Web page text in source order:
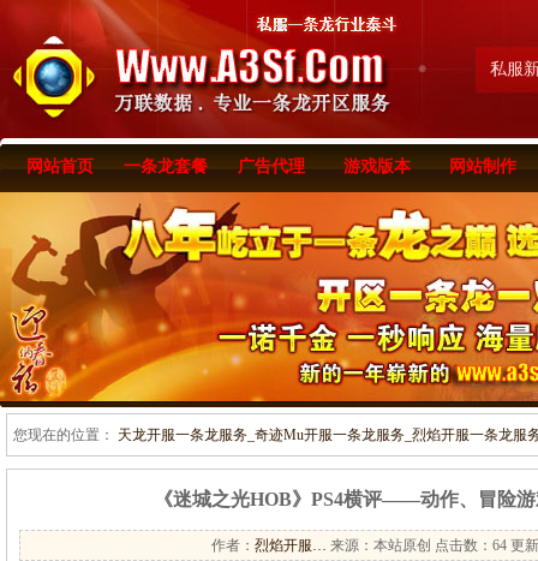
私服
网站首页 一条龙套餐 广告代理 游戏版本 网站制作
您现在的位置： 天龙开服一条龙服务_奇迹Mu开服一条龙服务_烈焰开服一条龙服
《迷城之光HOB》PS4横评——动作、冒险
作者： 烈焰开服… 来源：本站原创 点击数： 64 更